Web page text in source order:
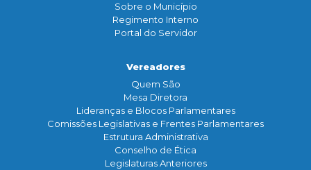
Sobre o Município
Regimento Interno
Portal do Servidor
Vereadores
Quem São
Mesa Diretora
Lideranças e Blocos Parlamentares
Comissões Legislativas e Frentes Parlamentares
Estrutura Administrativa
Conselho de Ética
Legislaturas Anteriores